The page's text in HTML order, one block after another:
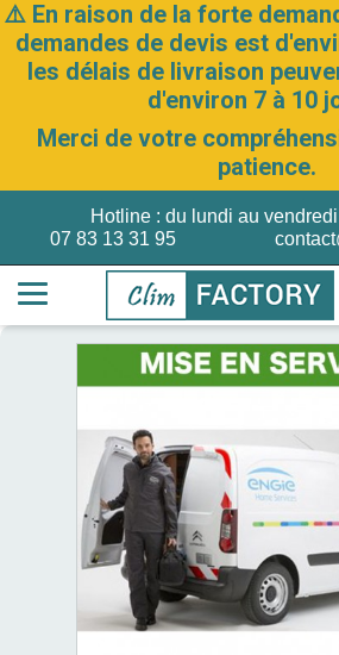
⚠️ En raison de la forte
demandes de devis est
les délais de livraison
d'environ 7 à 10
Merci de votre
patience.
07 83 13 31 95
Hotline : du lundi au